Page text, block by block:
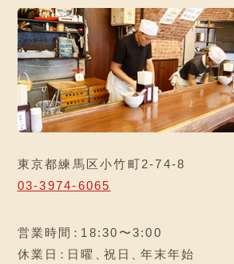
東京都練馬区小竹町2-74-8
03-3974-6065
営業時間 ：18:30〜3:00
休業日 ：日曜 、祝日 、年末年始